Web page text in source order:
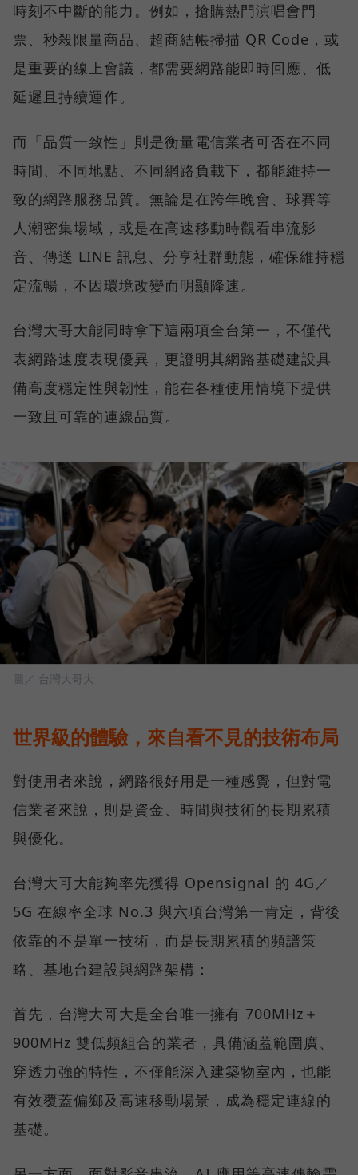
時刻不中斷的能力。例如，搶購熱門演唱會門
票、秒殺限量商品、超商結帳掃描 QR Code，或
是重要的線上會議，都需要網路能即時回應、低
延遲且持續運作。
而「品質一致性」則是衡量電信業者可否在不同
時間、不同地點、不同網路負載下，都能維持一
致的網路服務品質。無論是在跨年晚會、球賽等
人潮密集場域，或是在高速移動時觀看串流影
音、傳送 LINE 訊息、分享社群動態，確保維持穩
定流暢，不因環境改變而明顯降速。
台灣大哥大能同時拿下這兩項全台第一，不僅代
表網路速度表現優異，更證明其網路基礎建設具
備高度穩定性與韌性，能在各種使用情境下提供
一致且可靠的連線品質。
圖／ 台灣大哥大
世界級的體驗，來自看不見的技術布局
對使用者來說，網路很好用是一種感覺，但對電
信業者來說，則是資金、時間與技術的長期累積
與優化。
台灣大哥大能夠率先獲得 Opensignal 的 4G／
5G 在線率全球 No.3 與六項台灣第一肯定，背後
依靠的不是單一技術，而是長期累積的頻譜策
略、基地台建設與網路架構：
首先，台灣大哥大是全台唯一擁有 700MHz＋
900MHz 雙低頻組合的業者，具備涵蓋範圍廣、
穿透力強的特性，不僅能深入建築物室內，也能
有效覆蓋偏鄉及高速移動場景，成為穩定連線的
基礎。